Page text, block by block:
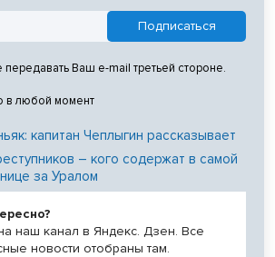
передавать Ваш e-mail третьей стороне.
в любой момент
капитан Чеплыгин рассказывает
– кого содержат в самой
за Уралом
наш канал в Яндекс. Дзен. Все
новости отобраны там.